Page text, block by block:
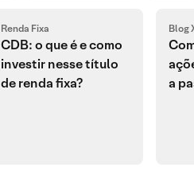
Renda Fixa
CDB: o que é e como
investir nesse título
de renda fixa?
Blog
a